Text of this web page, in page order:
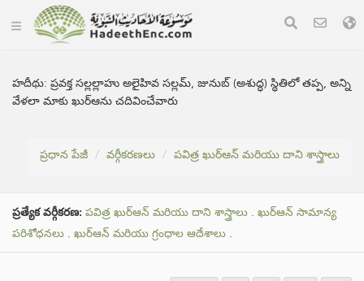
హదీథు:ప్రవక్త సల్లల్లాహు అలైహివ సల్లమ్, జునుబ్ (అశుద్ధ) స్థితిలో తప్ప, అన్ని
వేళలా మాకు ఖుర్ఆను చదివించేవారు
ప్రధాన పేజీ వర్గీకరణలు పవిత్ర ఖుర్ఆన్ మరియు దాని శాస్త్రాలు
ప్రత్యేక వర్గీకరణ: పవిత్ర ఖుర్ఆన్ మరియు దాని శాస్త్రాలు . ఖుర్ఆన్ సామాన్య
పరిశోధనలు . ఖుర్ఆన్ మరియు గ్రంధాల ఆదేశాలు .